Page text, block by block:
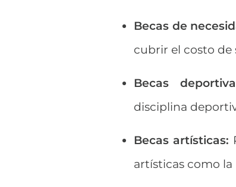
Becas de
cubrir el costo de
Becas
disciplina
Becas artísticas:
artísticas como la